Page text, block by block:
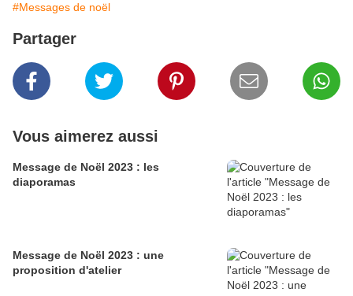
#Messages de noël
Partager
Vous aimerez aussi
Message de Noël 2023 : les
diaporamas
Message de Noël 2023 : une
proposition d'atelier